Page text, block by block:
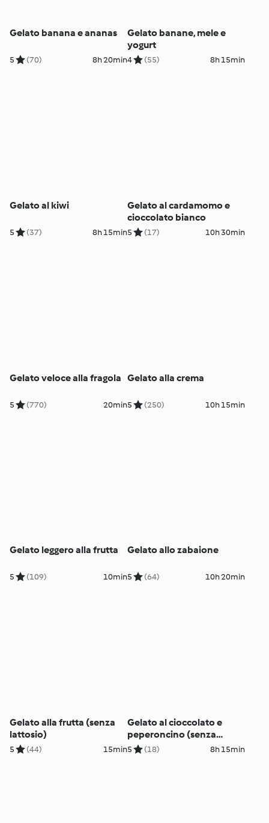
Gelato banana e ananas
5 (70) 8h 20min
Gelato banane, mele e
yogurt
4 (55) 8h 15min
Gelato al kiwi
5 (37) 8h 15min
Gelato al cardamomo e
cioccolato bianco
5 (17) 10h 30min
Gelato veloce alla fragola
5 (770) 20min
Gelato alla crema
5 (250) 10h 15min
Gelato leggero alla frutta
5 (109) 10min
Gelato allo zabaione
5 (64) 10h 20min
Gelato alla frutta (senza
lattosio)
5 (44) 15min
Gelato al cioccolato e
peperoncino (senza
lattosio)
5 (18) 8h 15min